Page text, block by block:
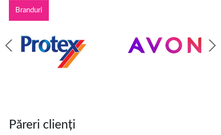
Branduri
Păreri clienți